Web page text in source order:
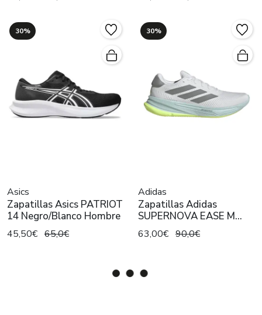
30%
Asics
Zapatillas Asics PATRIOT
14 Negro/Blanco Hombre
45,50€ 65,0€
30%
Adidas
Zapatillas Adidas
SUPERNOVA EASE M
Blanco Hombre
63,00€ 90,0€